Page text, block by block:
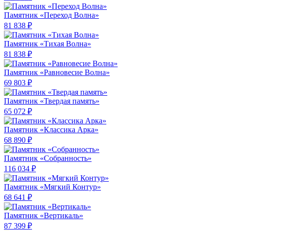
Памятник «Переход Волна»
81 838 ₽
Памятник «Тихая Волна»
81 838 ₽
Памятник «Равновесие Волна»
69 803 ₽
Памятник «Твердая память»
65 072 ₽
Памятник «Классика Арка»
68 890 ₽
Памятник «Собранность»
116 034 ₽
Памятник «Мягкий Контур»
68 641 ₽
Памятник «Вертикаль»
87 399 ₽